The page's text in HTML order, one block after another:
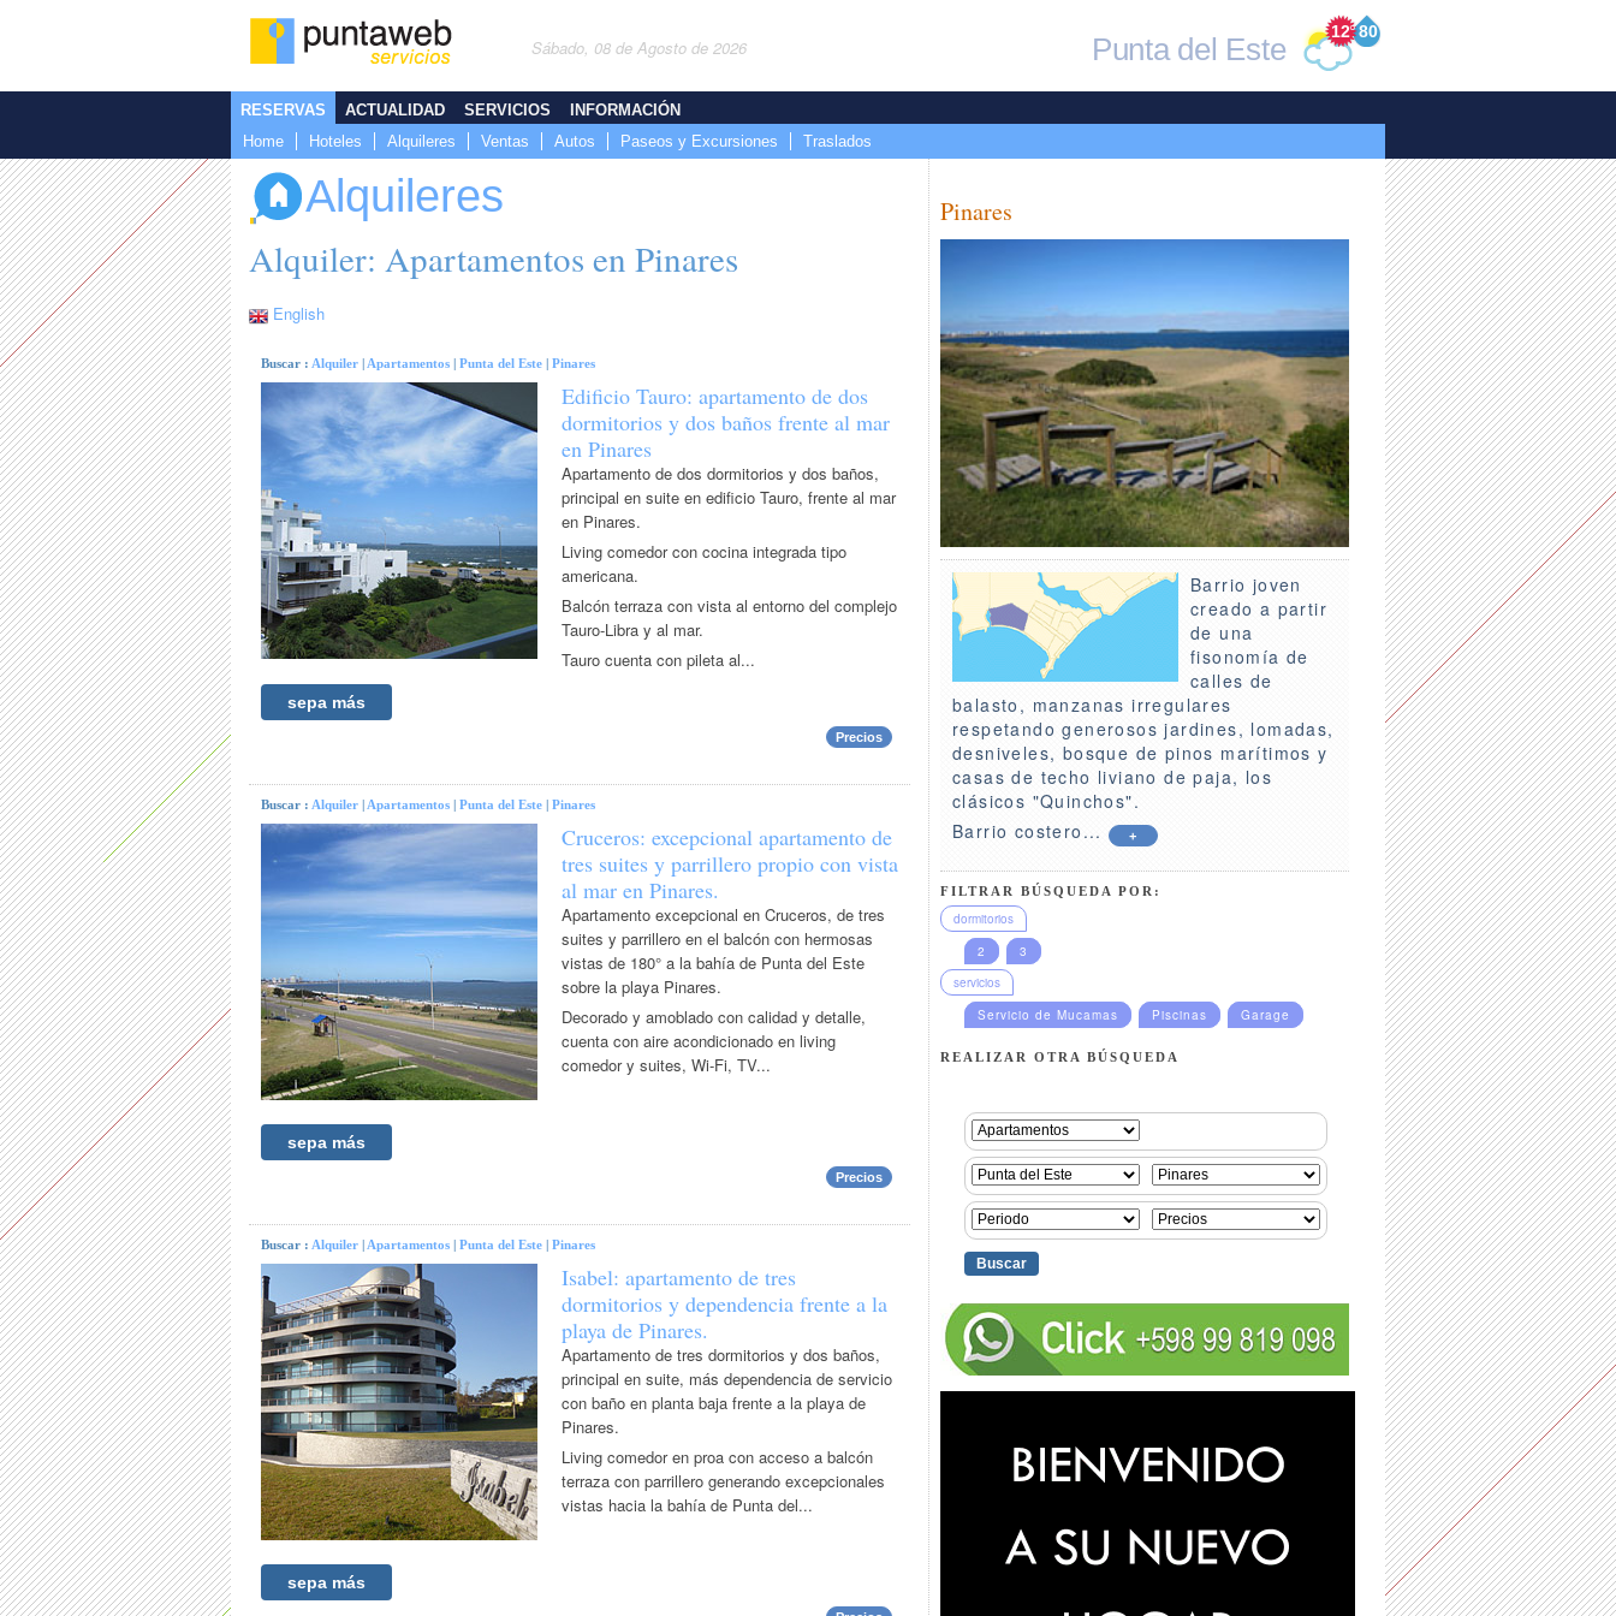
Sábado, 08 de Agosto de 2026
80
12°
Punta del Este
RESERVAS
Home
Hoteles Alquileres Ventas Autos Paseos y Excursiones Traslados
ACTUALIDAD SERVICIOS INFORMACIÓN
Alquileres
Alquiler: Apartamentos en Pinares
English
Buscar : Alquiler Apartamentos Punta del Este Pinares
Edificio Tauro: apartamento de dos
dormitorios y dos baños frente al mar
en Pinares
Apartamento de dos dormitorios y dos baños,
principal en suite en edificio Tauro, frente al mar
en Pinares.
Living comedor con cocina integrada tipo
americana.
Balcón terraza con vista al entorno del complejo
Tauro-Libra y al mar.
Tauro cuenta con pileta al...
sepa más
Precios
Buscar : Alquiler Apartamentos Punta del Este Pinares
Cruceros: excepcional apartamento de
tres suites y parrillero propio con vista
al mar en Pinares.
Apartamento excepcional en Cruceros, de tres
suites y parrillero en el balcón con hermosas
vistas de 180° a la bahía de Punta del Este
sobre la playa Pinares.
Decorado y amoblado con calidad y detalle,
cuenta con aire acondicionado en living
comedor y suites, Wi-Fi, TV...
sepa más
Precios
Buscar : Alquiler Apartamentos Punta del Este Pinares
Isabel: apartamento de tres
dormitorios y dependencia frente a la
playa de Pinares.
Apartamento de tres dormitorios y dos baños,
principal en suite, más dependencia de servicio
con baño en planta baja frente a la playa de
Pinares.
Living comedor en proa con acceso a balcón
terraza con parrillero generando excepcionales
vistas hacia la bahía de Punta del...
sepa más
Pinares
Barrio joven
creado a partir
de una
fisonomía de
calles de
balasto, manzanas irregulares
respetando generosos jardines, lomadas,
desniveles, bosque de pinos marítimos y
casas de techo liviano de paja, los
clásicos "Quinchos".
Barrio costero...
+
FILTRAR BÚSQUEDA POR:
dormitorios
2
3
servicios
Servicio de Mucamas
Piscinas Garage
REALIZAR OTRA BÚSQUEDA